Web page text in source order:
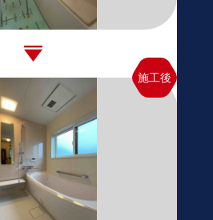
施工後